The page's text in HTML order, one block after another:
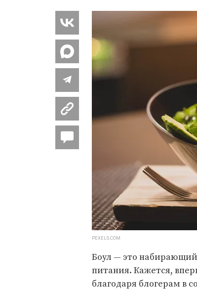
PEXELS.COM
Боул — это набирающий
питания. Кажется,
благодаря блогерам в